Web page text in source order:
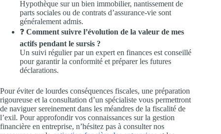
Hypothèque sur un bien immobilier, nantissement de
parts sociales ou de contrats d’assurance-vie sont
généralement admis.
❓ Comment suivre l’évolution de la valeur de mes
actifs pendant le sursis ?
Un suivi régulier par un expert en finances est conseillé
pour garantir la conformité et préparer les futures
déclarations.
Pour éviter de lourdes conséquences fiscales, une préparation
rigoureuse et la consultation d’un spécialiste vous permettront
de naviguer sereinement dans les méandres de la fiscalité de
l’exil. Pour approfondir vos connaissances sur la gestion
financière en entreprise, n’hésitez pas à consulter nos